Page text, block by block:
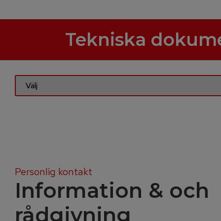
Tekniska
Personlig kontakt
Information & och
rådgivning